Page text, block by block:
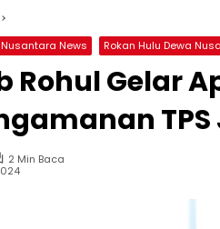
News Rokan Hulu Dewa
Rohul Gelar
2 Min Baca